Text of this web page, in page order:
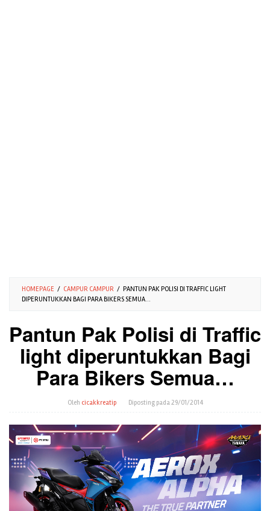
HOMEPAGE / CAMPUR CAMPUR / PANTUN PAK POLISI DI TRAFFIC LIGHT
DIPERUNTUKKAN BAGI PARA BIKERS SEMUA…
Pantun Pak Polisi di Traffic
light diperuntukkan Bagi
Para Bikers Semua…
Oleh cicakkreatip Diposting pada29/01/2014